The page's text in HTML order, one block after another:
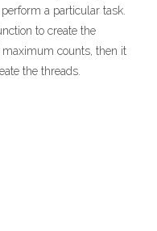
a particular task.
to create the
counts, then it
the threads.